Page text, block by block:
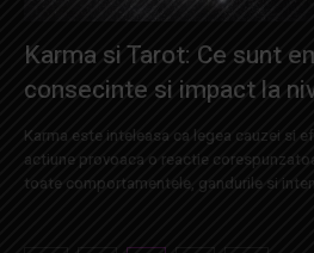
Karma si Tarot: Ce sunt
consecinte si impact la
Karma este inteleasa ca legea cauzei si
actiune provoaca o reactie
toate comportamentele, gandurile si